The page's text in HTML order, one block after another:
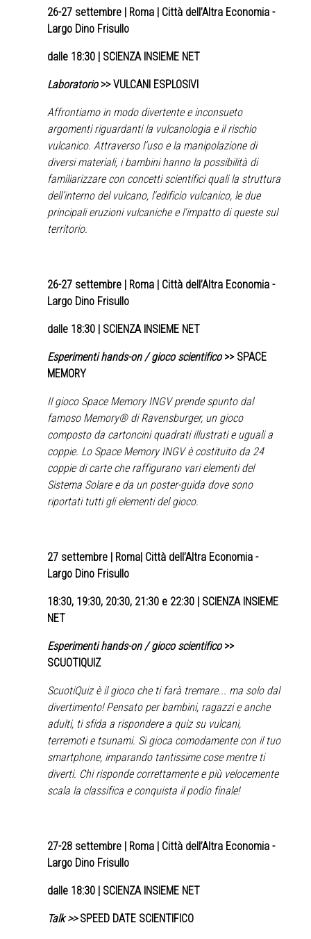
26-27 settembre | Roma | Città dell’Altra Economia -
Largo Dino Frisullo
dalle 18:30 | SCIENZA INSIEME NET
Laboratorio >> VULCANI ESPLOSIVI
Affrontiamo in modo divertente e inconsueto
argomenti riguardanti la vulcanologia e il rischio
vulcanico. Attraverso l’uso e la manipolazione di
diversi materiali, i bambini hanno la possibilità di
familiarizzare con concetti scientifici quali la struttura
dell’interno del vulcano, l'edificio vulcanico, le due
principali eruzioni vulcaniche e l'impatto di queste sul
territorio.
26-27 settembre | Roma | Città dell’Altra Economia -
Largo Dino Frisullo
dalle 18:30 | SCIENZA INSIEME NET
Esperimenti hands-on / gioco scientifico >> SPACE
MEMORY
Il gioco Space Memory INGV prende spunto dal
famoso Memory® di Ravensburger, un gioco
composto da cartoncini quadrati illustrati e uguali a
coppie. Lo Space Memory INGV è costituito da 24
coppie di carte che raffigurano vari elementi del
Sistema Solare e da un poster-guida dove sono
riportati tutti gli elementi del gioco.
27 settembre | Roma| Città dell’Altra Economia -
Largo Dino Frisullo
18:30, 19:30, 20:30, 21:30 e 22:30 | SCIENZA INSIEME
NET
Esperimenti hands-on / gioco scientifico>>
SCUOTIQUIZ
ScuotiQuiz è il gioco che ti farà tremare... ma solo dal
divertimento! Pensato per bambini, ragazzi e anche
adulti, ti sfida a rispondere a quiz su vulcani,
terremoti e tsunami. Si gioca comodamente con il tuo
smartphone, imparando tantissime cose mentre ti
diverti. Chi risponde correttamente e più velocemente
scala la classifica e conquista il podio finale!
27-28 settembre | Roma | Città dell’Altra Economia -
Largo Dino Frisullo
dalle 18:30 | SCIENZA INSIEME NET
Talk >>SPEED DATE SCIENTIFICO